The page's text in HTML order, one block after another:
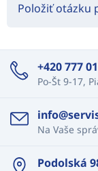
Položiť otázku
+420 777
Po-Št 9-17,
Na Vaše
Podolská